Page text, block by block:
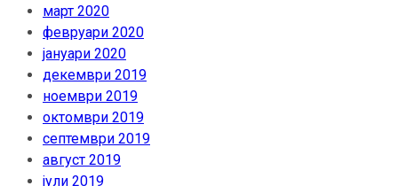
март 2020
февруари 2020
јануари 2020
декември 2019
ноември 2019
октомври 2019
септември 2019
август 2019
јули 2019